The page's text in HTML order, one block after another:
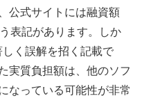
公式サイトには融資額
表記があります。しか
く誤解を招く記載で
実質負担額は、他のソフ
なっている可能性が非常